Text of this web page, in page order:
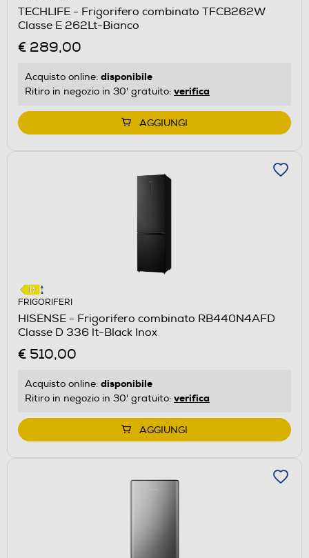
TECHLIFE - Frigorifero combinato TFCB262W
Classe E 262Lt-Bianco
€ 289,00
Acquisto online: disponibile
Ritiro in negozio in 30' gratuito: verifica
AGGIUNGI
FRIGORIFERI
HISENSE - Frigorifero combinato RB440N4AFD
Classe D 336 lt-Black Inox
€ 510,00
Acquisto online: disponibile
Ritiro in negozio in 30' gratuito: verifica
AGGIUNGI